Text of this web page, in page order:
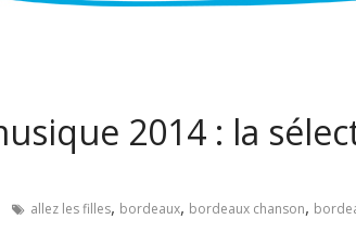
2014 : la
allez les filles, bordeaux, bordeaux chanson,